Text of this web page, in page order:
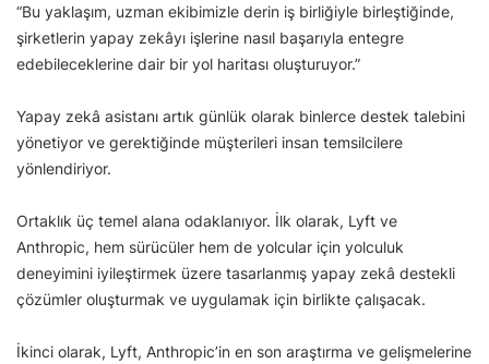
“Bu yaklaşım, uzman ekibimizle derin iş birliğiyle birleştiğinde,
şirketlerin yapay zekâyı işlerine nasıl başarıyla entegre
edebileceklerine dair bir yol haritası oluşturuyor.”
Yapay zekâ asistanı artık günlük olarak binlerce destek talebini
yönetiyor ve gerektiğinde müşterileri insan temsilcilere
yönlendiriyor.
Ortaklık üç temel alana odaklanıyor. İlk olarak, Lyft ve
Anthropic, hem sürücüler hem de yolcular için yolculuk
deneyimini iyileştirmek üzere tasarlanmış yapay zekâ destekli
çözümler oluşturmak ve uygulamak için birlikte çalışacak.
İkinci olarak, Lyft, Anthropic’in en son araştırma ve gelişmelerine